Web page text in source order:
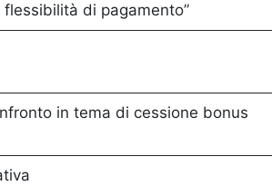
di pagamento”
in tema di cessione bonus